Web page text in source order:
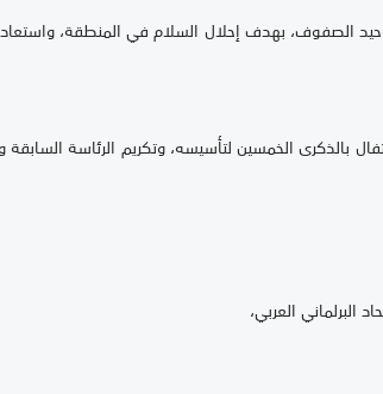
الصفوف، بهدف إحلال السلام في المنطقة،
للاتحاد، والاحتفال بالذكرى الخمسين لتأسيسه، وتكريم الرئاسة
البرلماني العربي،